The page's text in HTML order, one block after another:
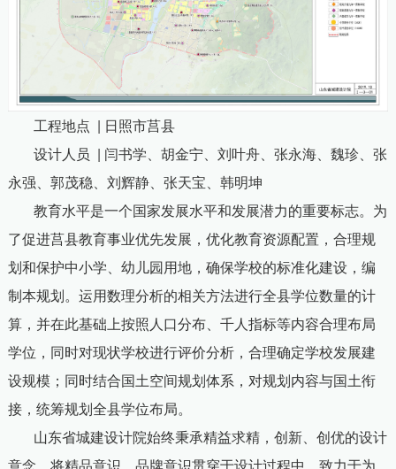
工程地点 | 日照市莒县
设计人员 | 闫书学、胡金宁、刘叶舟、张永海、魏珍、张
永强、郭茂稳、刘辉静、张天宝、韩明坤
教育水平是一个国家发展水平和发展潜力的重要标志。为
了促进莒县教育事业优先发展，优化教育资源配置，合理规
划和保护中小学、幼儿园用地，确保学校的标准化建设，编
制本规划。运用数理分析的相关方法进行全县学位数量的计
算，并在此基础上按照人口分布、千人指标等内容合理布局
学位，同时对现状学校进行评价分析，合理确定学校发展建
设规模；同时结合国土空间规划体系，对规划内容与国土衔
接，统筹规划全县学位布局。
山东省城建设计院始终秉承精益求精，创新、创优的设计